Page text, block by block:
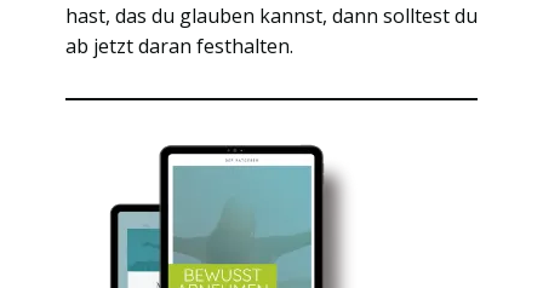
hast, das du glauben kannst, dann solltest du
ab jetzt daran festhalten.